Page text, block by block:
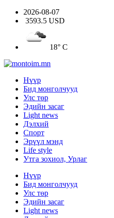
2026-08-07
3593.5 USD
18° C
Нүүр
Бид монголчууд
Улс төр
Эдийн засаг
Light news
Дэлхий
Спорт
Эрүүл мэнд
Life style
Утга зохиол, Урлаг
Нүүр
Бид монголчууд
Улс төр
Эдийн засаг
Light news